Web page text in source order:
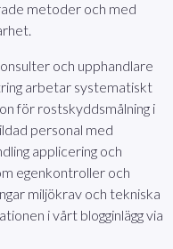
metoder och med
och upphandlare
arbetar systematiskt
för rostskyddsmålning i
personal med
applicering och
egenkontroller och
miljökrav och tekniska
i vårt blogginlägg via